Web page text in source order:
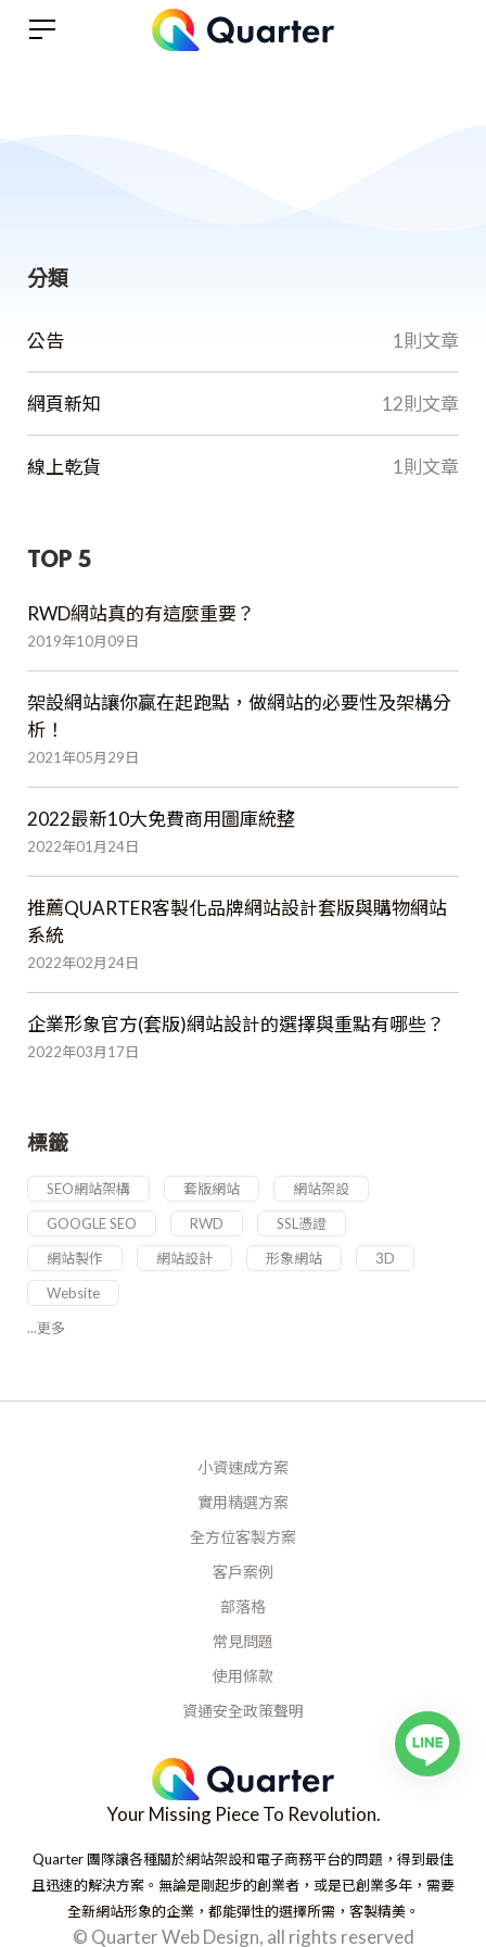
分類
公告 1則文章
網頁新知 12則文章
線上乾貨 1則文章
TOP 5
RWD網站真的有這麼重要？
2019年10月09日
架設網站讓你贏在起跑點，做網站的必要性及架構分
析！
2021年05月29日
2022最新10大免費商用圖庫統整
2022年01月24日
推薦QUARTER客製化品牌網站設計套版與購物網站
系統
2022年02月24日
企業形象官方(套版)網站設計的選擇與重點有哪些？
2022年03月17日
標籤
SEO網站架構 套版網站
網站架設
GOOGLE SEO
RWD
SSL憑證
網站製作
網站設計 形象網站
3D
Website
...更多
小資速成方案
實用精選方案
全方位客製方案
客戶案例
部落格
常見問題
使用條款
資通安全政策聲明
Your Missing Piece To Revolution.
Quarter 團隊讓各種關於網站架設和電子商務平台的問題，得到最佳
且迅速的解決方案。無論是剛起步的創業者，或是已創業多年，需要
全新網站形象的企業，都能彈性的選擇所需，客製精美。
© Quarter Web Design, all rights reserved